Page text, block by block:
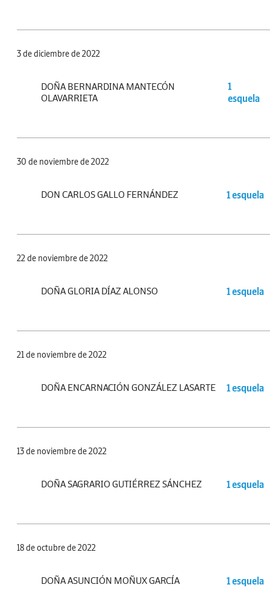
3 de diciembre de 2022
DOÑA BERNARDINA MANTECÓN
OLAVARRIETA
1
esquela
30 de noviembre de 2022
DON CARLOS GALLO FERNÁNDEZ 1 esquela
22 de noviembre de 2022
DOÑA GLORIA DÍAZ ALONSO 1 esquela
21 de noviembre de 2022
DOÑA ENCARNACIÓN GONZÁLEZ LASARTE 1 esquela
13 de noviembre de 2022
DOÑA SAGRARIO GUTIÉRREZ SÁNCHEZ 1 esquela
18 de octubre de 2022
DOÑA ASUNCIÓN MOÑUX GARCÍA 1 esquela